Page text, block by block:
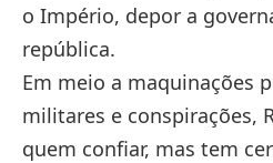
o Império, depor a
república.
Em meio a maquinações
militares e conspirações,
quem confiar, mas tem